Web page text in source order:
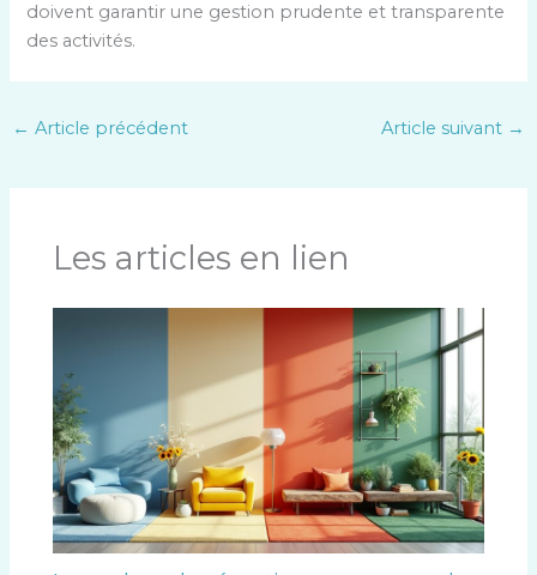
doivent garantir une gestion prudente et transparente
des activités.
← Article précédent Article suivant →
Les articles en lien